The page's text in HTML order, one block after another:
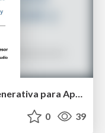
CLAUDE AI : Dominando la IA Generativa para Aplicaciones Técnicas y Analíticas
0 39